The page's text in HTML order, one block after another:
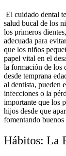
El cuidado dental
salud bucal de los
los primeros
adecuada para
que los niños
papel vital en el
la formación de los
desde temprana
al dentista, pueden
infecciones o la
importante que los
hijos desde que
fomentando
Hábitos: La